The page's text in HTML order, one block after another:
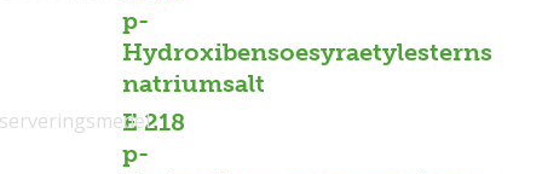
p-
Hydroxibensoesyraetylesterns
natriumsalt
E 218
p-